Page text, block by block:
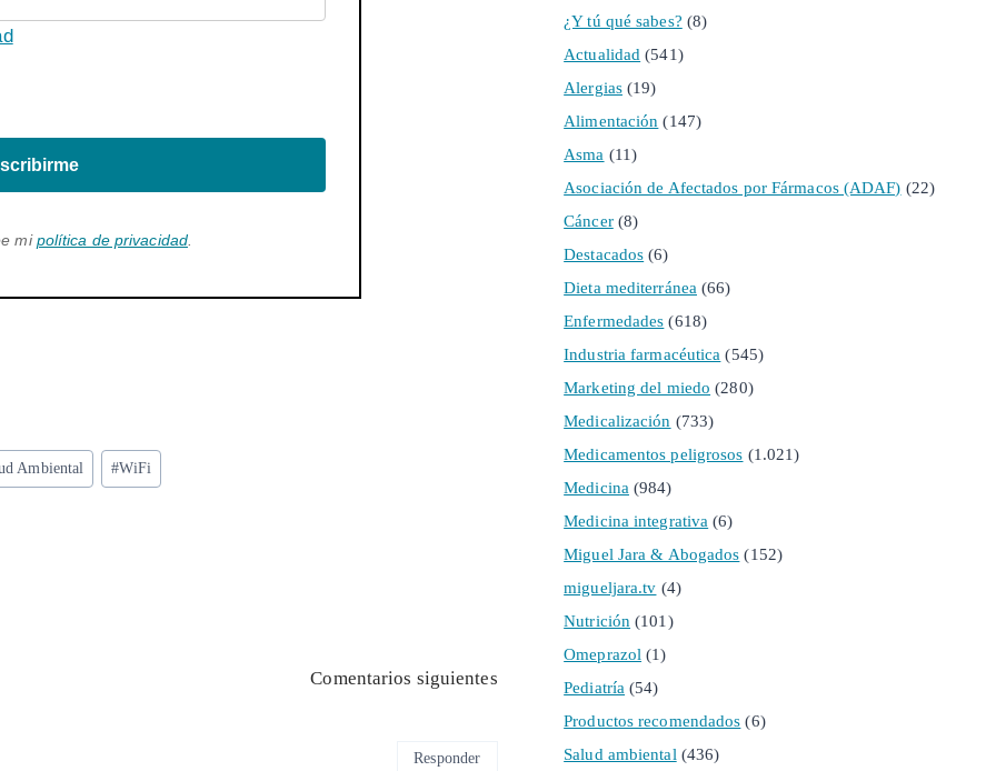
mipolítica de privacidad
Ambiental #WiFi
Comentarios siguientes
Responder
¿Y tú qué sabes? (8)
Actualidad (541)
Alergias(19)
Alimentación (147)
Asma (11)
Asociación de Afectados por Fármacos (ADAF) (22)
Cáncer(8)
Destacados (6)
Dieta mediterránea (66)
Enfermedades (618)
Industria farmacéutica (545)
Marketing del miedo (280)
Medicalización (733)
Medicamentos peligrosos (1.021)
Medicina (984)
Medicina integrativa (6)
Miguel Jara & Abogados (152)
migueljara.tv (4)
Nutrición (101)
Omeprazol (1)
Pediatría (54)
Productos recomendados (6)
Salud ambiental (436)